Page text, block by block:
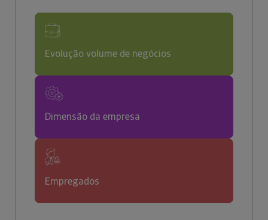
Evolução volume de negócios
Dimensão da empresa
Empregados